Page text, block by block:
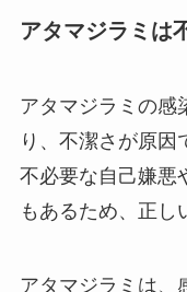
アタマジラミは
アタマジラミの感
り、不潔さが原因
不必要な自己嫌悪
もあるため、正し
アタマジラミは、